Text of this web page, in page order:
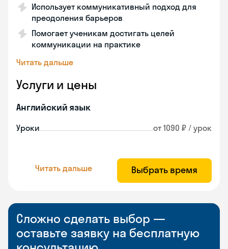
Использует коммуникативный подход для
преодоления барьеров
Помогает ученикам достигать целей
коммуникации на практике
Читать дальше
Услуги и цены
Английский язык
Уроки от 1090 ₽ / урок
Читать дальше Выбрать время
Сложно сделать выбор —
оставьте заявку на бесплатную